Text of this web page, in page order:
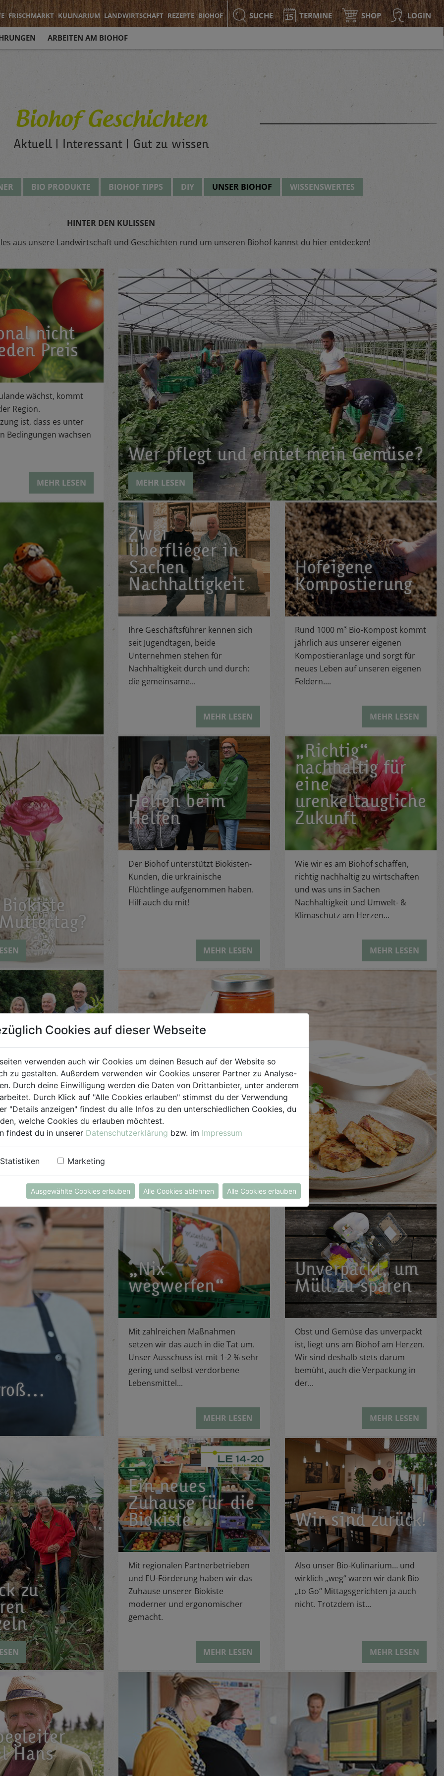
FRISCHMARKT KULINARIUM LANDWIRTSCHAFT REZEPTE BIOHOF
ARBEITEN AM BIOHOF
SUCHE TERMINE SHOP LOGIN
Biohof Geschichten
Aktuell | Interessant | Gut zu wissen
BIO PRODUKTE BIOHOF TIPPS DIY UNSER BIOHOF WISSENSWERTES
HINTER DEN KULISSEN
aus unsere Landwirtschaft und Geschichten rund um unseren Biohof kannst du hier entdecken!
nicht
Preis
wächst, kommt
Region.
ist, dass es unter
Bedingungen wachsen
MEHR LESEN
Wer pflegt und erntet mein Gemüse?
MEHR LESEN
Zwei
Überflieger in
Sachen
Nachhaltigkeit
Ihre Geschäftsführer kennen sich
seit Jugendtagen, beide
Unternehmen stehen für
Nachhaltigkeit durch und durch:
die gemeinsame...
MEHR LESEN
Hofeigene
Kompostierung
Rund 1000 m³ Bio-Kompost kommt
jährlich aus unserer eigenen
Kompostieranlage und sorgt für
neues Leben auf unseren eigenen
Feldern....
MEHR LESEN
Helfen beim
Helfen
Der Biohof unterstützt Biokisten-
Kunden, die urkrainische
Flüchtlinge aufgenommen haben.
Hilf auch du mit!
MEHR LESEN
„Richtig“
nachhaltig für
eine
urenkeltaugliche
Zukunft
Wie wir es am Biohof schaffen,
richtig nachhaltig zu wirtschaften
und was uns in Sachen
Nachhaltigkeit und Umwelt- &
Klimaschutz am Herzen...
MEHR LESEN
Vision:
Bio
mehr als eine
Deshalb haben wir
Anfang an
Unsere Vision: 100 %
MEHR LESEN MEHR LESEN
„Nix
wegwerfen“
Mit zahlreichen Maßnahmen
setzen wir das auch in die Tat um.
Unser Ausschuss ist mit 1-2 % sehr
gering und selbst verdorbene
Lebensmittel...
MEHR LESEN
Unverpackt, um
Müll zu sparen
Obst und Gemüse das unverpackt
ist, liegt uns am Biohof am Herzen.
Wir sind deshalb stets darum
bemüht, auch die Verpackung in
der...
MEHR LESEN
zu
Ein neues
Zuhause für die
Biokiste
Mit regionalen Partnerbetrieben
und EU-Förderung haben wir das
Zuhause unserer Biokiste
moderner und ergonomischer
gemacht.
MEHR LESEN
Wir sind zurück!
Also unser Bio-Kulinarium… und
wirklich „weg“ waren wir dank Bio
„to Go“ Mittagsgerichten ja auch
nicht. Trotzdem ist...
MEHR LESEN
Hans
Cookies auf dieser Webseite
verwenden auch wir Cookies um deinen Besuch auf der Website so
zu gestalten. Außerdem verwenden wir Cookies unserer Partner zu Analyse-
Durch deine Einwilligung werden die Daten von Drittanbieter, unter anderem
Durch Klick auf "Alle Cookies erlauben" stimmst du der Verwendung
"Details anzeigen" findest du alle Infos zu den unterschiedlichen Cookies, du
welche Cookies du erlauben möchtest.
findest du in unserer Datenschutzerklärung bzw. im Impressum
Statistiken Marketing
Ausgewählte Cookies erlauben Alle Cookies ablehnen Alle Cookies erlauben